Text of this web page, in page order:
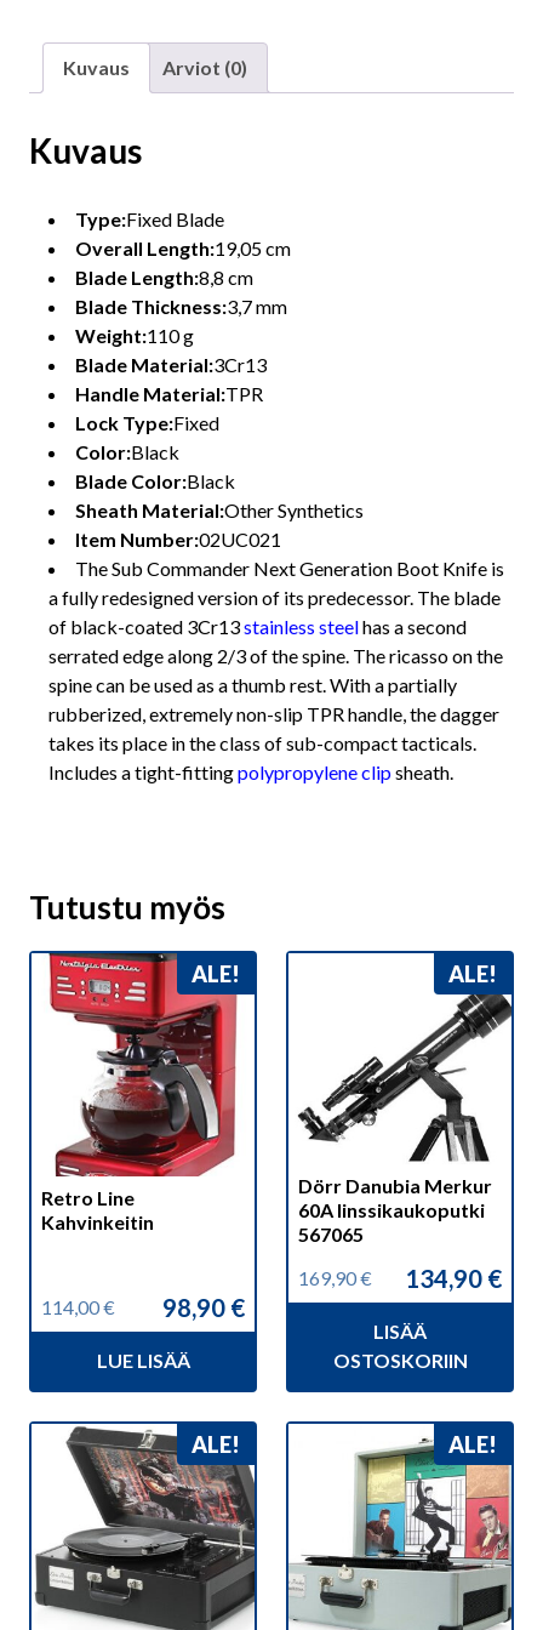
Kuvaus Arviot (0)
Kuvaus
Type:Fixed Blade
Overall Length:19,05 cm
Blade Length:8,8 cm
Blade Thickness:3,7 mm
Weight:110 g
Blade Material:3Cr13
Handle Material:TPR
Lock Type:Fixed
Color:Black
Blade Color:Black
Sheath Material:Other Synthetics
Item Number:02UC021
The Sub Commander Next Generation Boot Knife is
a fully redesigned version of its predecessor. The blade
of black-coated 3Cr13stainless steelhas a second
serrated edge along 2/3 of the spine. The ricasso on the
spine can be used as a thumb rest. With a partially
rubberized, extremely non-slip TPR handle, the dagger
takes its place in the class of sub-compact tacticals.
Includes a tight-fittingpolypropyleneclipsheath.
Tutustu myös
ALE!
Retro Line
Kahvinkeitin
114,00€
Alkuperäinen
114,00 €.
98,90 €
Nykyinen
98,90 €.
LUE LISÄÄ
ALE!
Dörr Danubia Merkur
60A linssikaukoputki
567065
169,90€
Alkuperäinen
169,90 €.
134,90 €
Nykyinen
134,90 €.
LISÄÄ
OSTOSKORIIN
ALE! ALE!